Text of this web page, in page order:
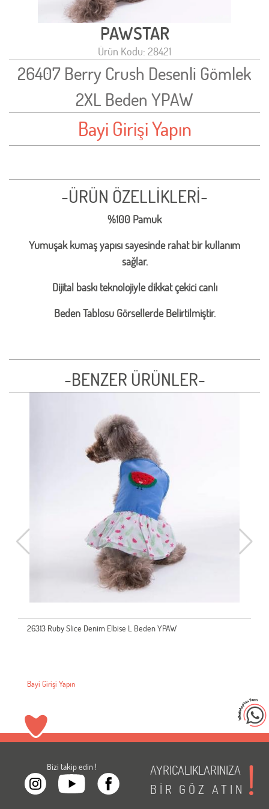
PAWSTAR
Ürün Kodu: 28421
26407 Berry Crush Desenli Gömlek
2XL Beden YPAW
Bayi Girişi Yapın
-ÜRÜN ÖZELLİKLERİ-
%100 Pamuk
Yumuşak kumaş yapısı sayesinde rahat bir kullanım
sağlar.
Dijital baskı teknolojiyle dikkat çekici canlı
Beden Tablosu Görsellerde Belirtilmiştir.
-BENZER ÜRÜNLER-
26313 Ruby Slice Denim Elbise L Beden YPAW
Bayi Girişi Yapın
Bizi takip edin !
AYRICALIKLARINIZA
BİR GÖZ ATIN